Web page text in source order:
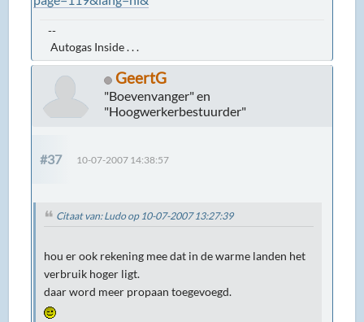
--
Autogas Inside . . .
GeertG
"Boevenvanger" en
"Hoogwerkerbestuurder"
#37 10-07-2007 14:38:57
Citaat van: Ludo op 10-07-2007 13:27:39
hou er ook rekening mee dat in de warme landen het
verbruik hoger ligt.
daar word meer propaan toegevoegd.